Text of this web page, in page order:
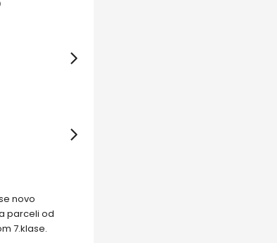
novo
parceli od
7.klase.